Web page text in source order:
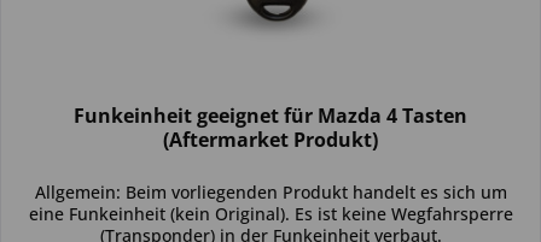
Funkeinheit geeignet für Mazda 4 Tasten
(Aftermarket Produkt)
Allgemein: Beim vorliegenden Produkt handelt es sich um
eine Funkeinheit (kein Original). Es ist keine Wegfahrsperre
(Transponder) in der Funkeinheit verbaut.